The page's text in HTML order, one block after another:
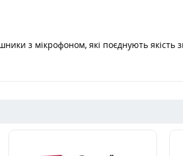
з мікрофоном, які поєднують